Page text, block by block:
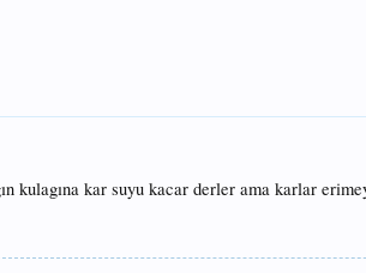
kulagına kar suyu kacar derler ama karlar